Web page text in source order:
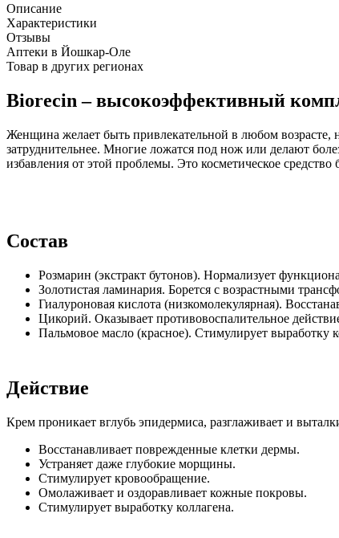
Описание
Характеристики
Отзывы
Аптеки в Йошкар-Оле
Товар в других регионах
Biorecin – высокоэффективный
Женщина желает быть привлекательной в любом возрасте,
затруднительнее. Многие ложатся под нож или делают
избавления от этой проблемы. Это косметическое
Состав
Розмарин (экстракт бутонов). Нормализует
Золотистая ламинария. Борется с возрастными
Гиалуроновая кислота (низкомолекулярная).
Цикорий. Оказывает противовоспалительное
Пальмовое масло (красное). Стимулирует
Действие
Крем проникает вглубь эпидермиса, разглаживает и
Восстанавливает поврежденные клетки дермы.
Устраняет даже глубокие морщины.
Стимулирует кровообращение.
Омолаживает и оздоравливает кожные покровы.
Стимулирует выработку коллагена.